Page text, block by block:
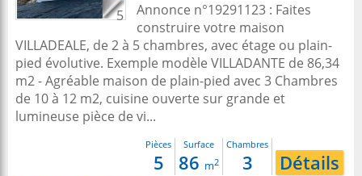
5
Annonce n°19291123 : Faites
construire votre maison
VILLADEALE, de 2 à 5 chambres, avec étage ou plain-
pied évolutive. Exemple modèle VILLADANTE de 86,34
m2 - Agréable maison de plain-pied avec 3 Chambres
de 10 à 12 m2, cuisine ouverte sur grande et
lumineuse pièce de vi...
Pièces
5
Surface
86 m2
Chambres
3 Détails